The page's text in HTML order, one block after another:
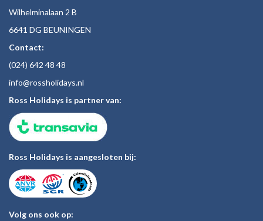
Wilhelminalaan 2 B
6641 DG BEUNINGEN
Contact:
(024) 642 48 48
info@rossholidays.nl
Ross Holidays is partner van:
Ross Holidays is aangesloten bij:
Volg ons ook op: